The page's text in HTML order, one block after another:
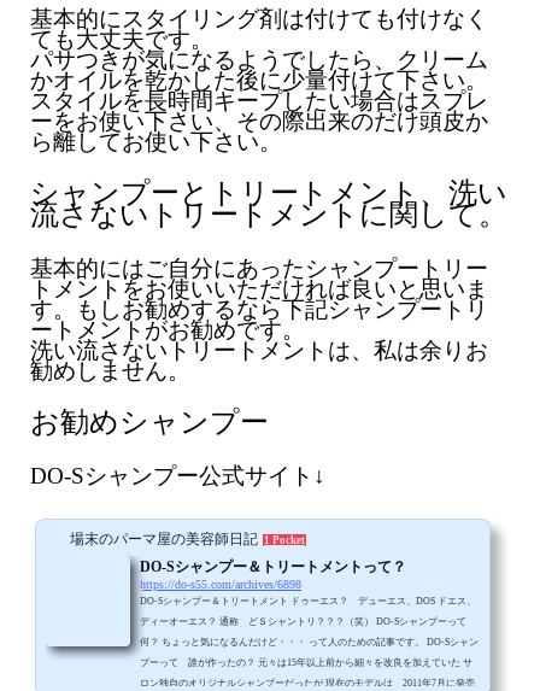
基本的にスタイリング剤は付けても付けなく
ても大丈夫です。
パサつきが気になるようでしたら、クリーム
かオイルを乾かした後に少量付けて下さい。
スタイルを長時間キープしたい場合はスプレ
ーをお使い下さい、その際出来のだけ頭皮か
ら離してお使い下さい。
シャンプーとトリートメント、洗い
流さないトリートメントに関して。
基本的にはご自分にあったシャンプートリー
トメントをお使いいただければ良いと思いま
す。もしお勧めするなら下記シャンプートリ
ートメントがお勧めです。
洗い流さないトリートメントは、私は余りお
勧めしません。
お勧めシャンプー
DO-Sシャンプー公式サイト↓
場末のパーマ屋の美容師日記 1 Pocket
DO-Sシャンプー＆トリートメントって？
https://do-s55.com/archives/6898
DO-Sシャンプー＆トリートメント ドゥーエス？ デューエス、DOS ドエス、
ディーオーエス？ 通称 どＳシャントリ？？？（笑） DO-Sシャンプーって
何？ ちょっと気になるんだけど・・・ って人のための記事です。 DO-Sシャン
プーって 誰が作ったの？ 元々は15年以上前から細々を改良を加えていた サ
ロン独自のオリジナルシャンプーだったが 現在のモデルは 2011年7月に発売